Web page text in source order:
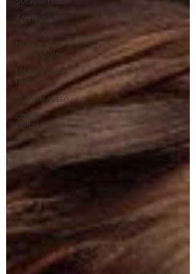
Architecture
russe
Religions et
Mythologies
Histoire de la
Russie
Culture russe
conte
fantastique